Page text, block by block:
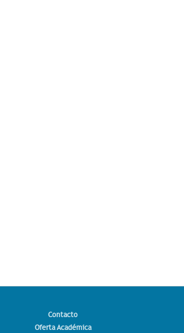
Contacto
Oferta Académica